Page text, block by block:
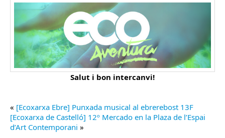
Salut i bon intercanvi!
« [Ecoxarxa Ebre] Punxada musical al ebrerebost 13F
[Ecoxarxa de Castelló] 12º Mercado en la Plaza de l’Espai
d’Art Contemporani »